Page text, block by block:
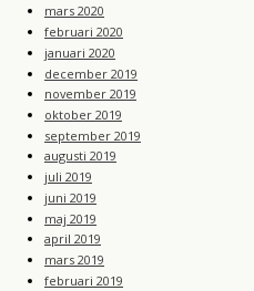
mars 2020
februari 2020
januari 2020
december 2019
november 2019
oktober 2019
september 2019
augusti 2019
juli 2019
juni 2019
maj 2019
april 2019
mars 2019
februari 2019